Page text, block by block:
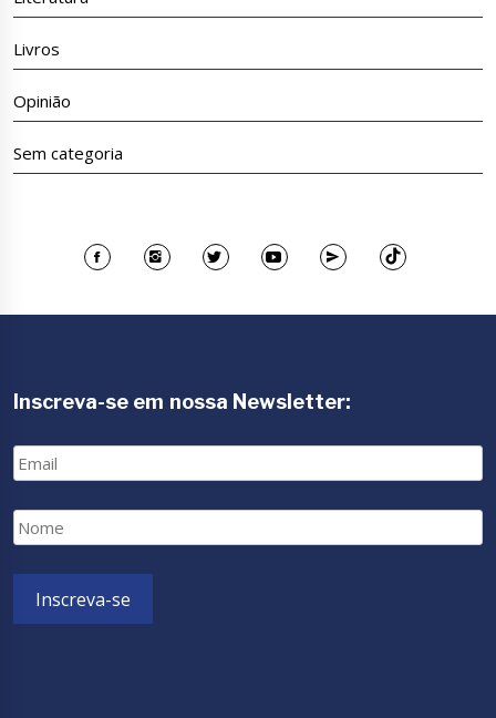
Livros
Opinião
Sem categoria
Inscreva-se em nossa Newsletter:
Email
Nome
Inscreva-se